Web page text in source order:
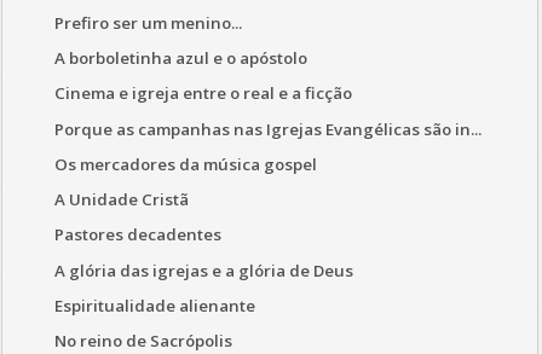
Prefiro ser um menino...
A borboletinha azul e o apóstolo
Cinema e igreja entre o real e a ficção
Porque as campanhas nas Igrejas Evangélicas são in...
Os mercadores da música gospel
A Unidade Cristã
Pastores decadentes
A glória das igrejas e a glória de Deus
Espiritualidade alienante
No reino de Sacrópolis